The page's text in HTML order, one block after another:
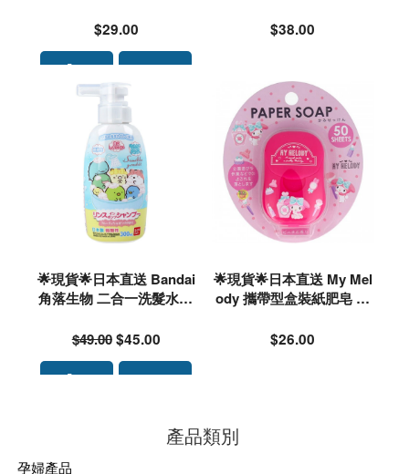
產品類別
孕婦產品
$29.00
$38.00
🌟現貨🌟日本直送 Bandai
角落生物 二合一洗髮水30
$49.00$45.00
🌟現貨🌟日本直送 My Mel
ody 攜帶型盒裝紙肥皂 紙
86094
$26.00